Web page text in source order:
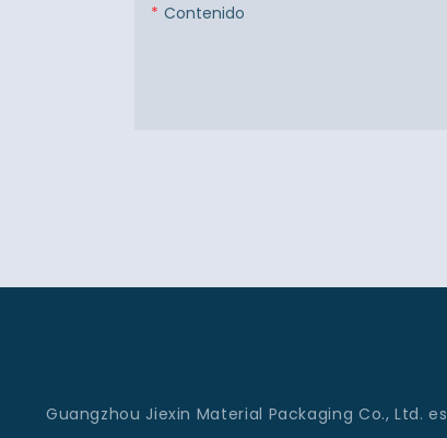
Contenido
Guangzhou Jiexin Material Packaging Co., Ltd. es